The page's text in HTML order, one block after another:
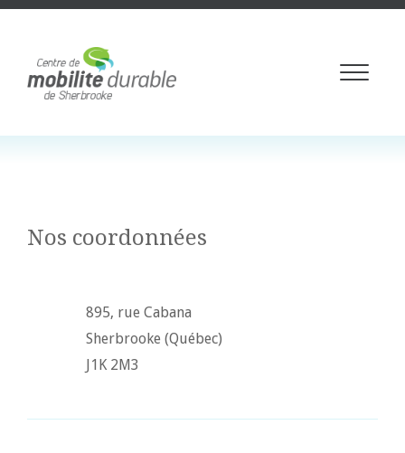
Toggle
Nos coordonnées
895, rue Cabana
Sherbrooke (Québec)
J1K 2M3